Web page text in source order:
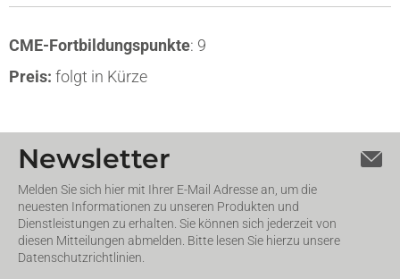
CME-Fortbildungspunkte: 9
Preis: folgt in Kürze
Newsletter
Melden Sie sich hier mit Ihrer E-Mail Adresse an, um die
neuesten Informationen zu unseren Produkten und
Dienstleistungen zu erhalten. Sie können sich jederzeit von
diesen Mitteilungen abmelden. Bitte lesen Sie hierzu unsere
Datenschutzrichtlinien.